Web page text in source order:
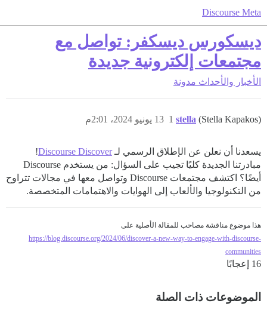
Discourse Meta
ديسكورس ديسكفر: تواصل مع
مجتمعات إلكترونية جديدة
الأخبار والأحداث مدونة
stella (Stella Kapakos) 13 يونيو 2024، 2:01م 1
يسعدنا أن نعلن عن الإطلاق الرسمي لـDiscourse Discover
!
مبادرتنا الجديدة كليًا تجيب على السؤال: من يستخدم Discourse
أيضًا؟ اكتشف مجتمعات Discourse وتواصل معها في مجالات تتراوح
من التكنولوجيا والألعاب إلى الهوايات والاهتمامات المتخصصة.
هذا موضوع مناقشة مصاحب للمقالة الأصلية على
https://blog.discourse.org/2024/06/discover-a-new-way-to-engage-with-discourse-
communities
16 إعجابًا
الموضوعات ذات الصلة